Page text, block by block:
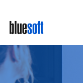
main
content